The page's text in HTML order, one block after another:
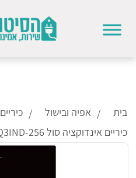
בית אפיה ובישול כיריים
כיריים אינדוקציה סול FQ3IND-256 שחור